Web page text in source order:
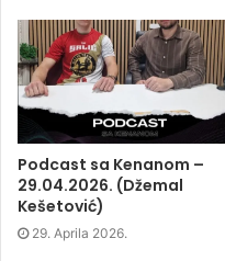
w
w
i
n
d
o
)
w
i
n
d
o
w
w
w
n
d
o
w
)
Podcast sa Kenanom –
29.04.2026. (Džemal
Kešetović)
29. Aprila 2026.